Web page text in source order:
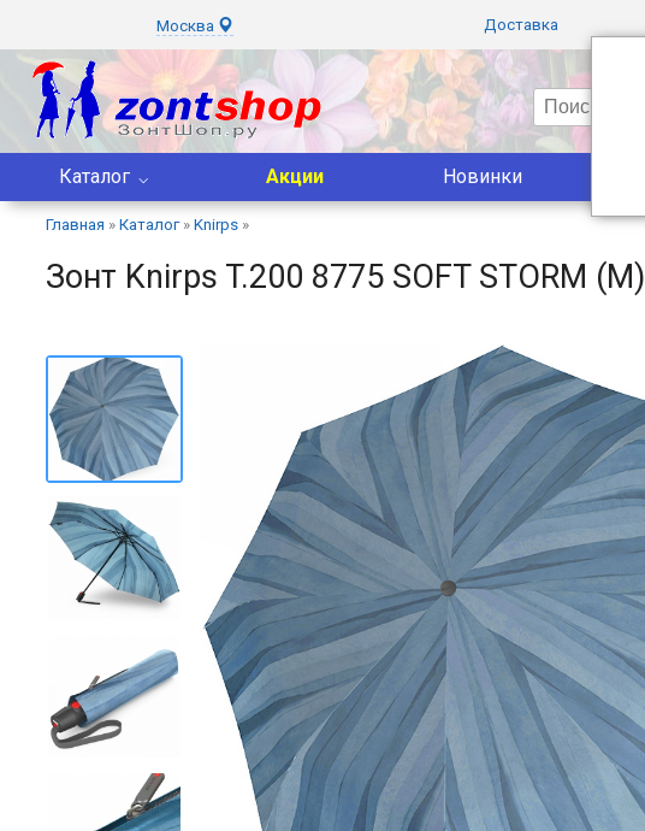
Москва Доставка
Каталог Акции Новинки
Главная » Каталог» Knirps »
Зонт Knirps T.200 8775 SOFT STORM (M)